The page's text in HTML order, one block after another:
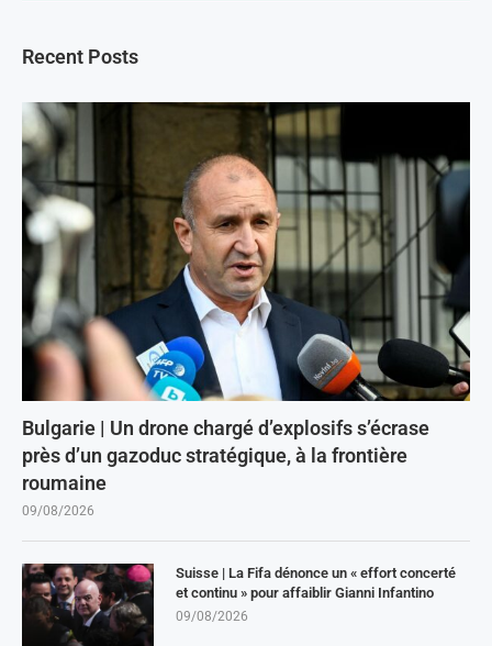
Recent Posts
Bulgarie | Un drone chargé d’explosifs s’écrase
près d’un gazoduc stratégique, à la frontière
roumaine
09/08/2026
Suisse | La Fifa dénonce un « effort concerté
et continu » pour affaiblir Gianni Infantino
09/08/2026